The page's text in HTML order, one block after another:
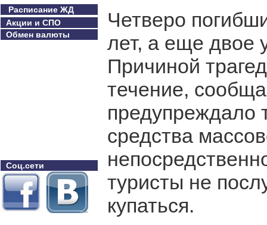
Расписание ЖД
Акции и СПО
Обмен валюты
Соц.сети
Четверо
лет, а еще двое
Причиной
течение,
предупреждало
средства
туристы не
купаться.